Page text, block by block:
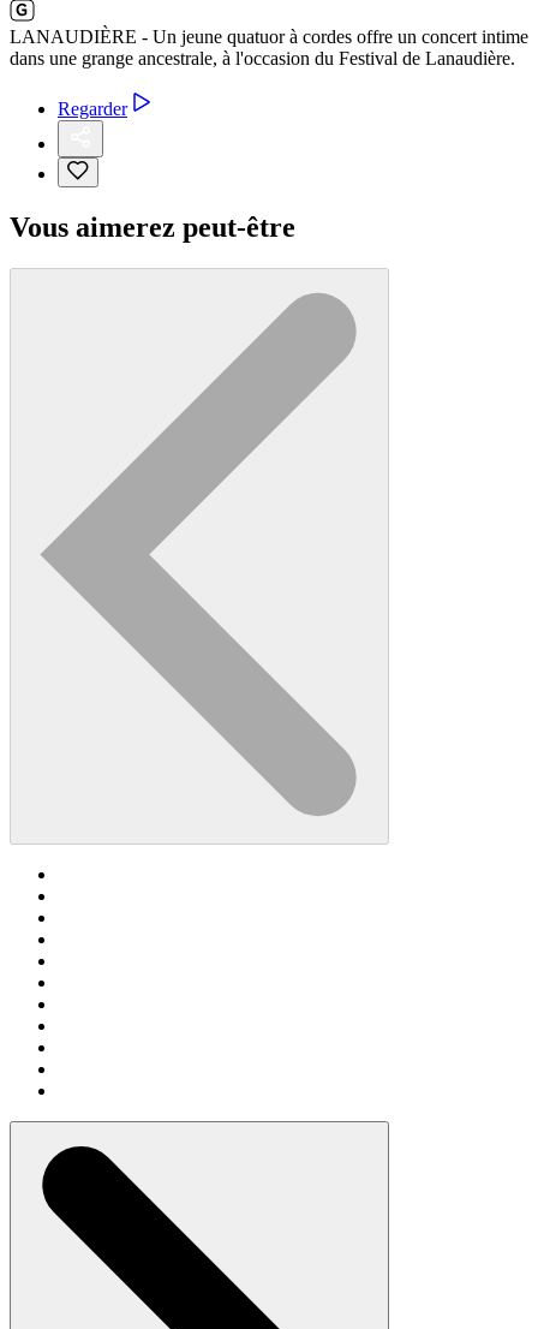
LANAUDIÈRE - Un jeune quatuor à cordes offre un concert intime
dans une grange ancestrale, à l'occasion du Festival de Lanaudière.
Regarder
Vous aimerez peut-être